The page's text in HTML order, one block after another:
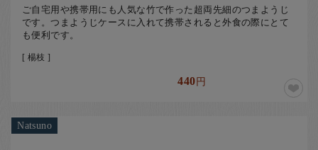
ご自宅用や携帯用にも人気な竹で作った超両先細のつまようじ
です。つまようじケースに入れて携帯されると外食の際にとて
も便利です。
[ 楊枝 ]
440円
Natsuno